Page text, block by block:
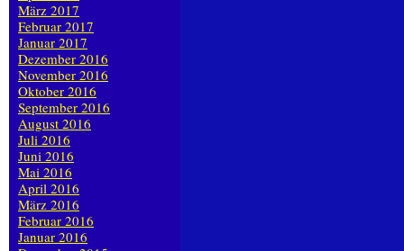
März 2017
Februar 2017
Januar 2017
Dezember 2016
November 2016
Oktober 2016
September 2016
August 2016
Juli 2016
Juni 2016
Mai 2016
April 2016
März 2016
Februar 2016
Januar 2016